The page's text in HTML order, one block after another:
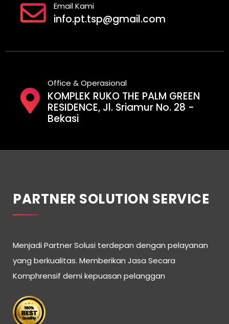
Email Kami
info.pt.tsp@gmail.com
Office & Operasional
KOMPLEK RUKO THE PALM GREEN
RESIDENCE, Jl. Sriamur No. 28 -
Bekasi
PARTNER SOLUTION SERVICE
Menjadi Partner Solusi terdepan dengan pelayanan
yang berkualitas. Memberikan Jasa Secara
Komphrensif demi kepuasan pelanggan